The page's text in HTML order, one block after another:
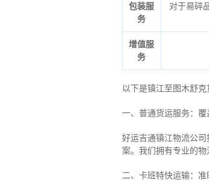
包装服
务
对于易碎
增值服
务
以下是镇江至图木舒
一、普通货运服务：
好运吉通镇江物流公
案。我们拥有专业的物
二、卡班特快运输：